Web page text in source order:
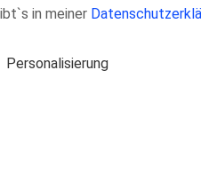
in meiner
Personalisierung